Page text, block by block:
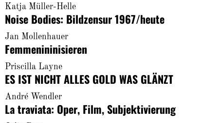
Katja Müller-Helle
Noise Bodies: Bildzensur 1967/heute
Jan Mollenhauer
Femmenininisieren
Priscilla Layne
ES IST NICHT ALLES GOLD WAS GLÄNZT
André Wendler
La traviata: Oper, Film, Subjektivierung